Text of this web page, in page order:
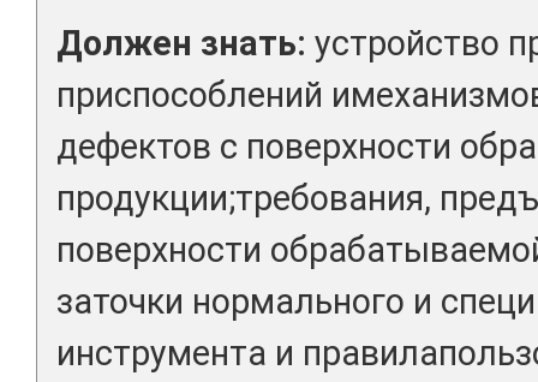
Должен знать: устройство
приспособлений
дефектов с поверхности
продукции;требования,
поверхности
заточки нормального и
инструмента и